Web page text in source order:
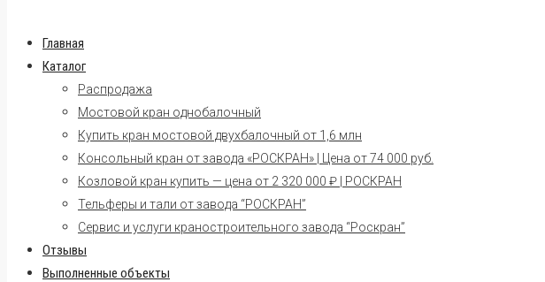
Главная
Каталог
Распродажа
Мостовой кран однобалочный
Купить кран мостовой двухбалочный от 1,6 млн
Консольный кран от завода «РОСКРАН» | Цена от 74 000 руб.
Козловой кран купить — цена от 2 320 000 ₽ | РОСКРАН
Тельферы и тали от завода “РОСКРАН”
Сервис и услуги краностроительного завода “Роскран”
Отзывы
Выполненные объекты